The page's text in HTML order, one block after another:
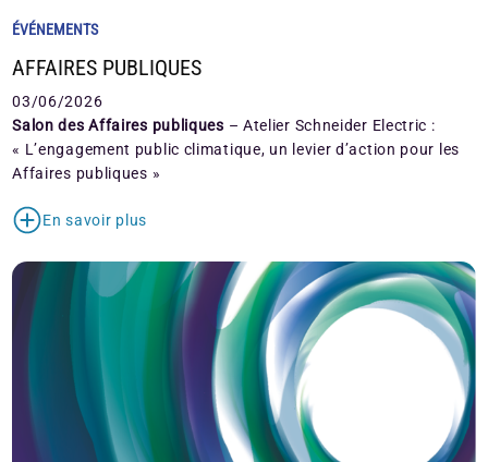
ÉVÉNEMENTS
AFFAIRES PUBLIQUES
03/06/2026
Salon des Affaires publiques – Atelier Schneider Electric :
« L’engagement public climatique, un levier d’action pour les
Affaires publiques »
En savoir plus